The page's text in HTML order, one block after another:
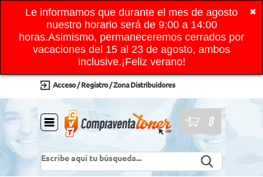
✖
Le informamos que durante el mes de agosto
nuestro horario será de 9:00 a 14:00
horas.Asimismo, permaneceremos cerrados por
vacaciones del 15 al 23 de agosto, ambos
inclusive.¡Feliz verano!
Acceso / Registro / Zona Distribuidores
0